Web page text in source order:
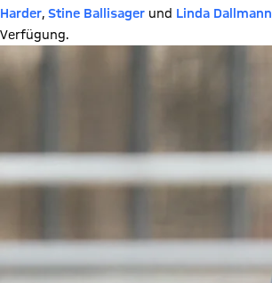
Harder, Stine Ballisager und Linda Dallmann
Verfügung.